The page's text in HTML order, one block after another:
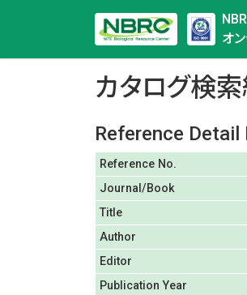
オ
カタログ検
Reference
Reference No.
Journal/Book
Title
Author
Editor
Publication Year